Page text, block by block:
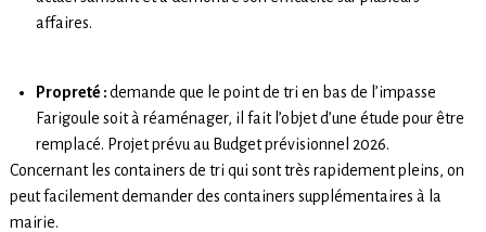
affaires.
Propreté :demande que le point de tri en bas de l’impasse
Farigoule soit à réaménager, il fait l’objet d’une étude pour être
remplacé. Projet prévu au Budget prévisionnel 2026.
Concernant les containers de tri qui sont très rapidement pleins, on
peut facilement demander des containers supplémentaires à la
mairie.